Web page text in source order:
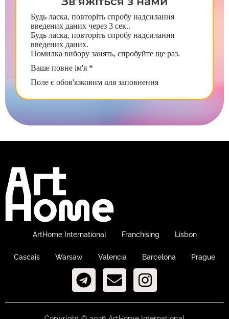
ArtHome International Franchising Lisbon
Cascais Warsaw Valencia Barcelona Prague